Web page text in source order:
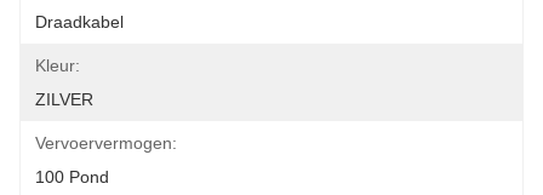
Draadkabel
Kleur:
ZILVER
Vervoervermogen:
100 Pond